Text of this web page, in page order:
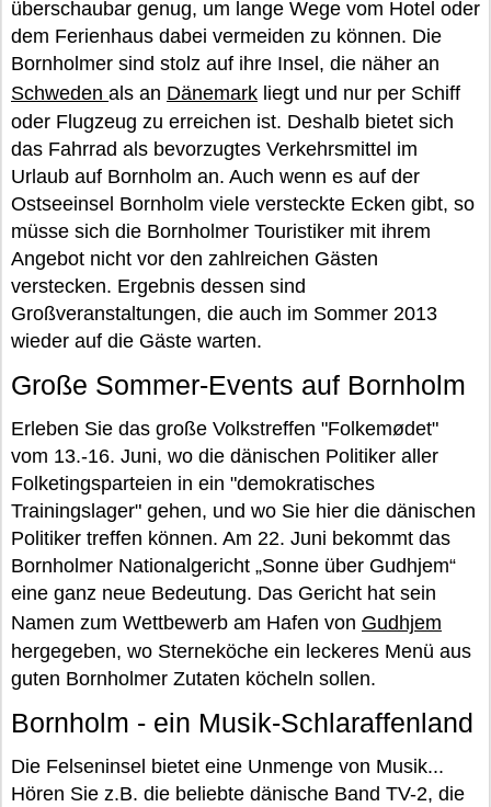
überschaubar genug, um lange Wege vom Hotel oder
dem Ferienhaus dabei vermeiden zu können. Die
Bornholmer sind stolz auf ihre Insel, die näher an
Schweden als an Dänemark liegt und nur per Schiff
oder Flugzeug zu erreichen ist. Deshalb bietet sich
das Fahrrad als bevorzugtes Verkehrsmittel im
Urlaub auf Bornholm an. Auch wenn es auf der
Ostseeinsel Bornholm viele versteckte Ecken gibt, so
müsse sich die Bornholmer Touristiker mit ihrem
Angebot nicht vor den zahlreichen Gästen
verstecken. Ergebnis dessen sind
Großveranstaltungen, die auch im Sommer 2013
wieder auf die Gäste warten.
Große Sommer-Events auf Bornholm
Erleben Sie das große Volkstreffen "Folkemødet"
vom 13.-16. Juni, wo die dänischen Politiker aller
Folketingsparteien in ein "demokratisches
Trainingslager" gehen, und wo Sie hier die dänischen
Politiker treffen können. Am 22. Juni bekommt das
Bornholmer Nationalgericht „Sonne über Gudhjem“
eine ganz neue Bedeutung. Das Gericht hat sein
Namen zum Wettbewerb am Hafen von Gudhjem
hergegeben, wo Sterneköche ein leckeres Menü aus
guten Bornholmer Zutaten köcheln sollen.
Bornholm - ein Musik-Schlaraffenland
Die Felseninsel bietet eine Unmenge von Musik...
Hören Sie z.B. die beliebte dänische Band TV-2, die